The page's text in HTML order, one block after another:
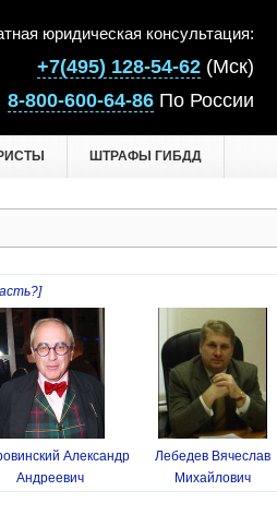
юридическая консультация:
+7(495) 128-54-62 (Мск)
8-800-600-64-86 По России
ШТРАФЫ ГИБДД
Александр
Андреевич
Лебедев Вячеслав
Михайлович